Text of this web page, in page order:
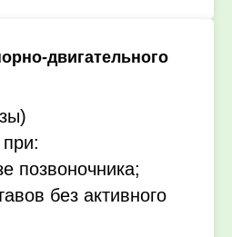
двигательного
позвоночника;
без активного